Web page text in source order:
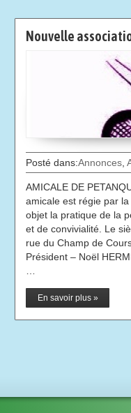
Nouvelle
Posté dans:Annonces ,
AMICALE DE
amicale est régie par
objet la pratique de la
et de convivialité. Le
rue du Champ de
Président – Noël
En savoir plus »